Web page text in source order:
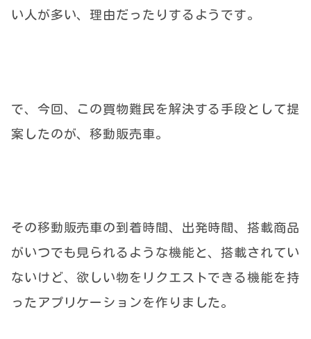
い人が多い、理由だったりするようです。
で、今回、この買物難民を解決する手段として提
案したのが、移動販売車。
その移動販売車の到着時間、出発時間、搭載商品
がいつでも見られるような機能と、搭載されてい
ないけど、欲しい物をリクエストできる機能を持
ったアプリケーションを作りました。